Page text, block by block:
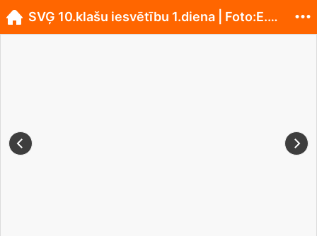
SVĢ 10.klašu iesvētību 1.diena | Foto:E.Malceniece